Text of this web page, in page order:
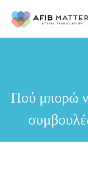
Πού μπορώ